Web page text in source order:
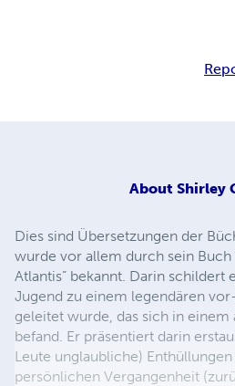
About Shirley
Dies sind Übersetzungen der
wurde vor allem durch sein Buch
Atlantis” bekannt. Darin schildert
Jugend zu einem legendären
geleitet wurde, das sich in einem
befand. Er präsentiert darin
Leute unglaubliche)
persönlichen Vergangenheit